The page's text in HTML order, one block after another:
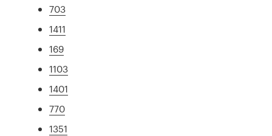
703
1411
169
1103
1401
770
1351